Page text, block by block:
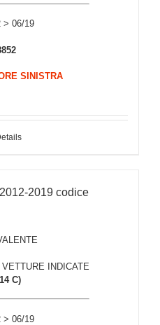
> 06/19
SINISTRA
2019 codice
INDICATE
C)
> 06/19